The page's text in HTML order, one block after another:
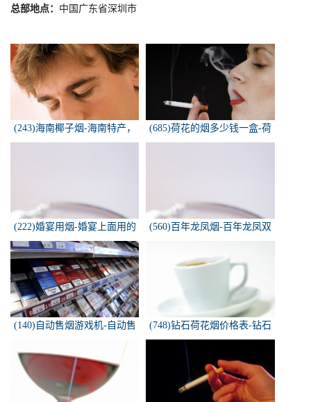
总部地点： 中国广东省深圳市
(243)海南椰子烟-海南特产，
椰子香烟，槟榔香烟，叶子包
(685)荷花的烟多少钱一盒-荷
花烟多少钱一盒
(222)婚宴用烟-婚宴上面用的
烟是怎样的
(560)百年龙凤烟-百年龙凤双
(140)自动售烟游戏机-自动售
(748)钻石荷花烟价格表-钻石
荷花烟多少钱一包